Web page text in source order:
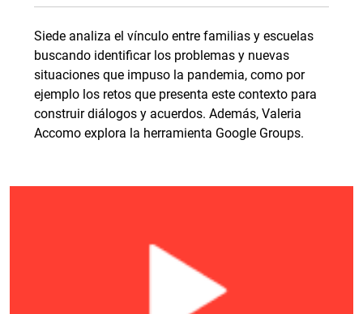
Siede analiza el vínculo entre familias y escuelas
buscando identificar los problemas y nuevas
situaciones que impuso la pandemia, como por
ejemplo los retos que presenta este contexto para
construir diálogos y acuerdos. Además, Valeria
Accomo explora la herramienta Google Groups.